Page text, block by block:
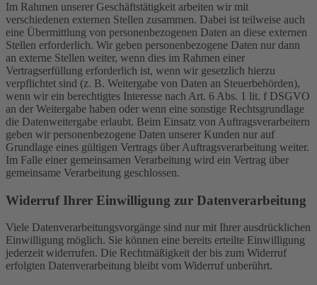
Im Rahmen unserer Geschäftstätigkeit arbeiten wir mit
verschiedenen externen Stellen zusammen. Dabei ist teilweise auch
eine Übermittlung von personenbezogenen Daten an diese externen
Stellen erforderlich. Wir geben personenbezogene Daten nur dann
an externe Stellen weiter, wenn dies im Rahmen einer
Vertragserfüllung erforderlich ist, wenn wir gesetzlich hierzu
verpflichtet sind (z. B. Weitergabe von Daten an Steuerbehörden),
wenn wir ein berechtigtes Interesse nach Art. 6 Abs. 1 lit. f DSGVO
an der Weitergabe haben oder wenn eine sonstige Rechtsgrundlage
die Datenweitergabe erlaubt. Beim Einsatz von Auftragsverarbeitern
geben wir personenbezogene Daten unserer Kunden nur auf
Grundlage eines gültigen Vertrags über Auftragsverarbeitung weiter.
Im Falle einer gemeinsamen Verarbeitung wird ein Vertrag über
gemeinsame Verarbeitung geschlossen.
Widerruf Ihrer Einwilligung zur Datenverarbeitung
Viele Datenverarbeitungsvorgänge sind nur mit Ihrer ausdrücklichen
Einwilligung möglich. Sie können eine bereits erteilte Einwilligung
jederzeit widerrufen. Die Rechtmäßigkeit der bis zum Widerruf
erfolgten Datenverarbeitung bleibt vom Widerruf unberührt.